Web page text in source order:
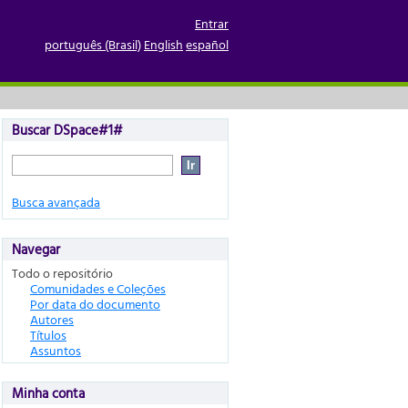
Entrar
português (Brasil)Englishespañol
Buscar DSpace#1#
Busca avançada
Navegar
Todo o repositório
Comunidades e Coleções
Por data do documento
Autores
Títulos
Assuntos
Minha conta